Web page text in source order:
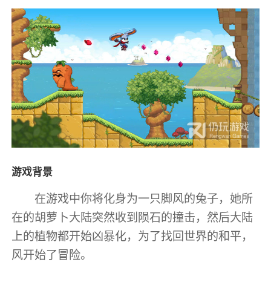
游戏背景
在游戏中你将化身为一只脚风的兔子，她所
在的胡萝卜大陆突然收到陨石的撞击，然后大陆
上的植物都开始凶暴化，为了找回世界的和平，
风开始了冒险。